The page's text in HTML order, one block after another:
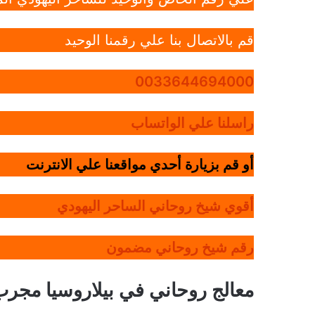
قم بالاتصال بنا علي رقمنا الوحيد
0033644694000
راسلنا علي الواتساب
أو قم بزيارة أحدي مواقعنا علي الانترنت
أقوي شيخ روحاني الساحر اليهودي
رقم شيخ روحاني مضمون
معالج روحاني في بيلاروسيا